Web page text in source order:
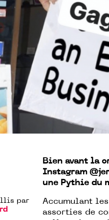
par
Bien avant la
Instagram
une Pythie du
Accumulant
assorties de